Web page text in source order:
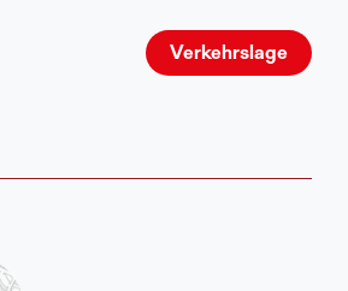
Verkehrslage